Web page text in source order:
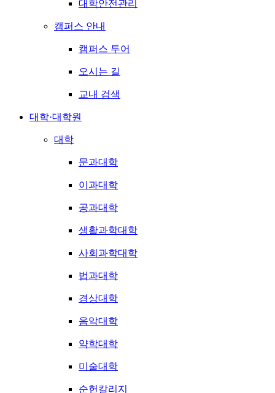
대학안전관리
캠퍼스 안내
캠퍼스 투어
오시는 길
교내 검색
대학·대학원
대학
문과대학
이과대학
공과대학
생활과학대학
사회과학대학
법과대학
경상대학
음악대학
약학대학
미술대학
순헌칼리지